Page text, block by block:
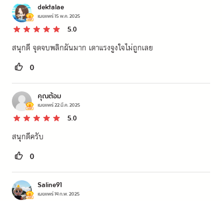
dektalae
เผยแพร่15 พ.ค. 2025
5.0
สนุกดี จุดจบพลิกผันมาก เดาแรงจูงใจไม่ถูกเลย
0
คุณต้อม
เผยแพร่22 มี.ค. 2025
5.0
สนุกดีครับ
0
Saline91
เผยแพร่14 ก.พ. 2025